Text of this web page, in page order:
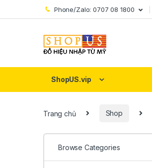
Skip to navigation
Skip to content Phone/Zalo: 0707 08 1800
ShopUS.vip
Trang chủ Shop
Browse Categories